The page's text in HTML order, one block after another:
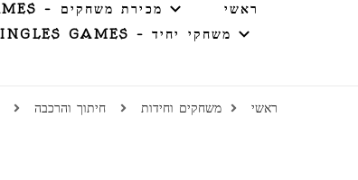
ראשי מכירת משחקים – SELLING GAMES
משחקי יחיד – SINGLES GAMES
ראשי משחקים וחידות חיתוך והרכבה